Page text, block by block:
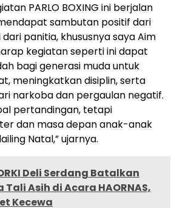
PARLO BOXING ini berjalan
sambutan positif dari
panitia, khususnya saya Aim
kegiatan seperti ini dapat
bagi generasi muda untuk
meningkatkan disiplin, serta
narkoba dan pergaulan negatif.
pertandingan, tetapi
dan masa depan anak-anak
Natal,” ujarnya.
Deli Serdang Batalkan
Asih di Acara HAORNAS,
Kecewa